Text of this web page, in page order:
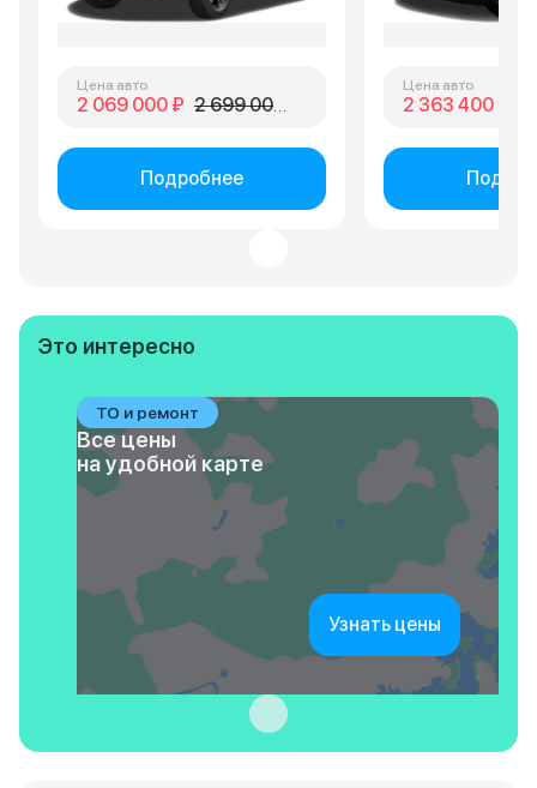
Цена авто
2 069 000 ₽ 2 699 000 ₽
Подробнее
Цена авто
2 363 400 ₽
Это интересно
ТО и ремонт
Все цены
на удобной карте
Узнать цены